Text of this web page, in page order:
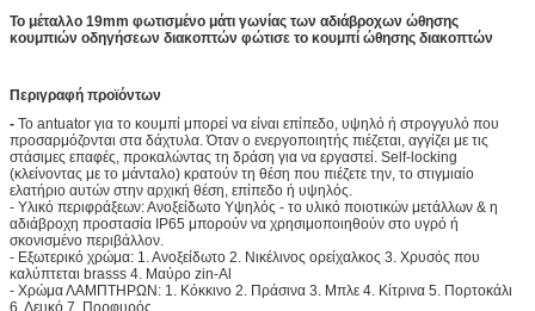
Το μέταλλο 19mm φωτισμένο μάτι γωνίας των αδιάβροχων ώθησης
κουμπιών οδηγήσεων διακοπτών φώτισε το κουμπί ώθησης διακοπτών
Περιγραφή προϊόντων
- Το antuator για το κουμπί μπορεί να είναι επίπεδο, υψηλό ή στρογγυλό που
προσαρμόζονται στα δάχτυλα. Όταν ο ενεργοποιητής πιέζεται, αγγίζει με τις
στάσιμες επαφές, προκαλώντας τη δράση για να εργαστεί. Self-locking
(κλείνοντας με το μάνταλο) κρατούν τη θέση που πιέζετε την, το στιγμιαίο
ελατήριο αυτών στην αρχική θέση, επίπεδο ή υψηλός.
- Υλικό περιφράξεων: Ανοξείδωτο Υψηλός - το υλικό ποιοτικών μετάλλων & η
αδιάβροχη προστασία IP65 μπορούν να χρησιμοποιηθούν στο υγρό ή
σκονισμένο περιβάλλον.
- Εξωτερικό χρώμα: 1. Ανοξείδωτο 2. Νικέλινος ορείχαλκος 3. Χρυσός που
καλύπτεται brasss 4. Μαύρο zin-Al
- Χρώμα ΛΑΜΠΤΗΡΩΝ: 1. Κόκκινο 2. Πράσινα 3. Μπλε 4. Κίτρινα 5. Πορτοκάλι
6. Λευκό 7. Πορφυρός